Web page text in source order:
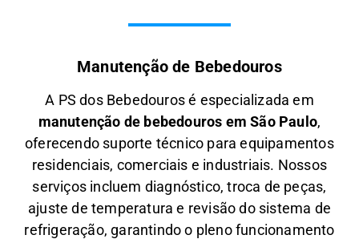
Manutenção de Bebedouros
A PS dos Bebedouros é especializada em
manutenção de bebedouros em São Paulo,
oferecendo suporte técnico para equipamentos
residenciais, comerciais e industriais. Nossos
serviços incluem diagnóstico, troca de peças,
ajuste de temperatura e revisão do sistema de
refrigeração, garantindo o pleno funcionamento